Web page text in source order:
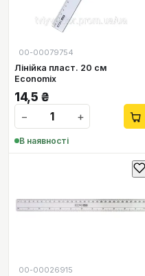
00-00079754
Лінійка пласт. 20 см
Economix
14,5 ₴
−
+
В наявності
00-00026915